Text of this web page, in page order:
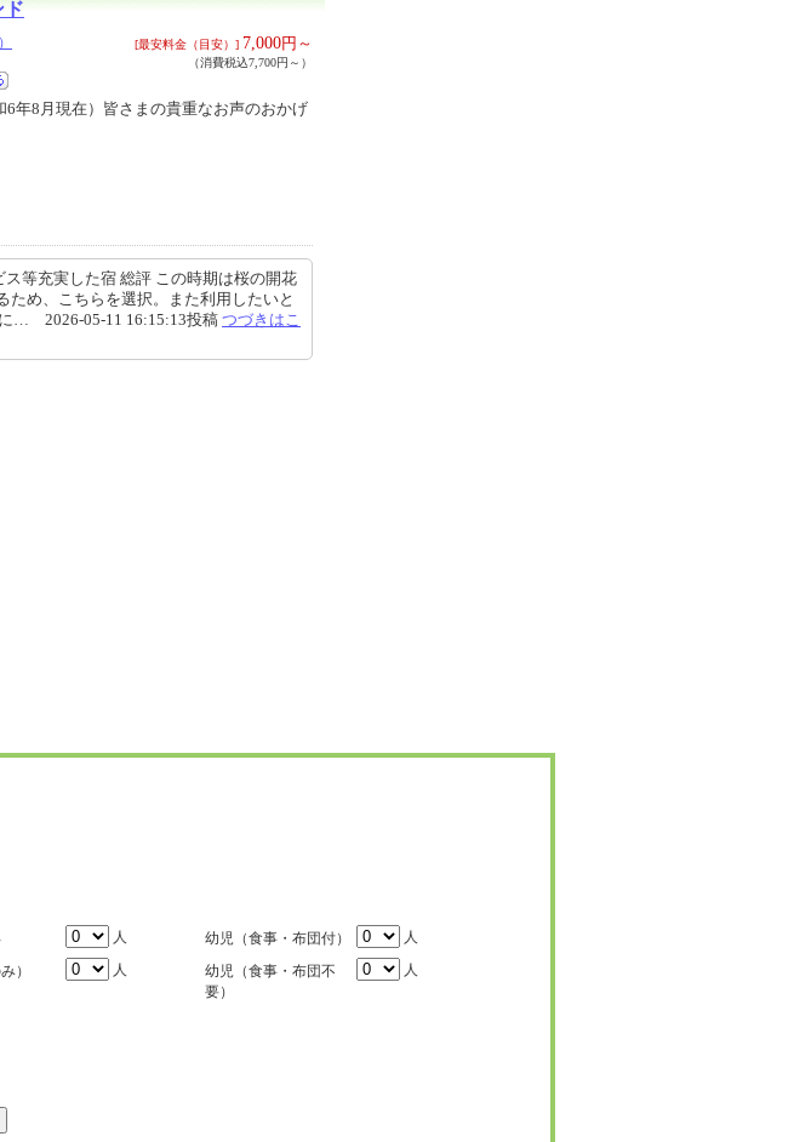
ド
[最安料金（目安）] 7,000円～
（消費税込7,700円～）
6年8月現在）皆さまの貴重なお声のおかげ
等充実した宿 総評 この時期は桜の開花
ため、こちらを選択。また利用したいと
… 2026-05-11 16:15:13投稿つづきはこ
人 幼児（食事・布団付）
人
） 人
幼児（食事・布団不
要）
人